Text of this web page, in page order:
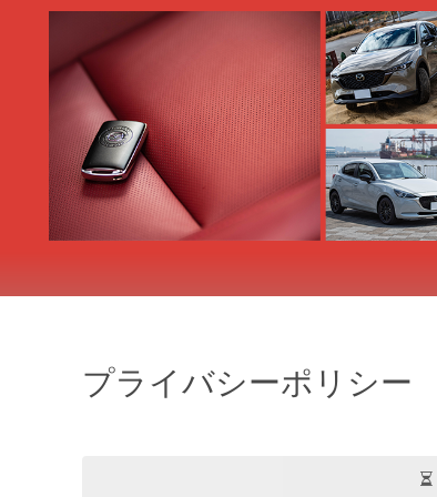
プライバシーポリシー